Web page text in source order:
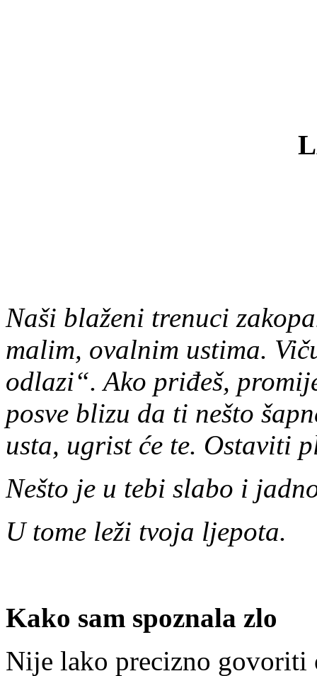
Naši blaženi trenuci
malim, ovalnim ustima.
odlazi“. Ako priđeš,
posve blizu da ti nešto
usta, ugrist će te. Ostaviti
Nešto je u tebi slabo i
U tome leži tvoja ljepota.
Kako sam spoznala zlo
Nije lako precizno